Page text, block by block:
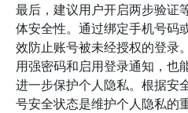
最后，建议用户开启两步验证
体安全性。通过绑定手机号码
效防止账号被未经授权的登录
用强密码和启用登录通知，也
进一步保护个人隐私。根据安
号安全状态是维护个人隐私的